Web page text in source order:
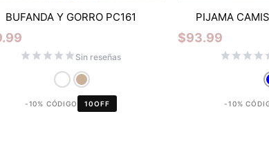
BUFANDA Y GORRO PC161
Sin reseñas
-10% CÓDIGO 10OFF
PIJAMA
$93.99
-10%